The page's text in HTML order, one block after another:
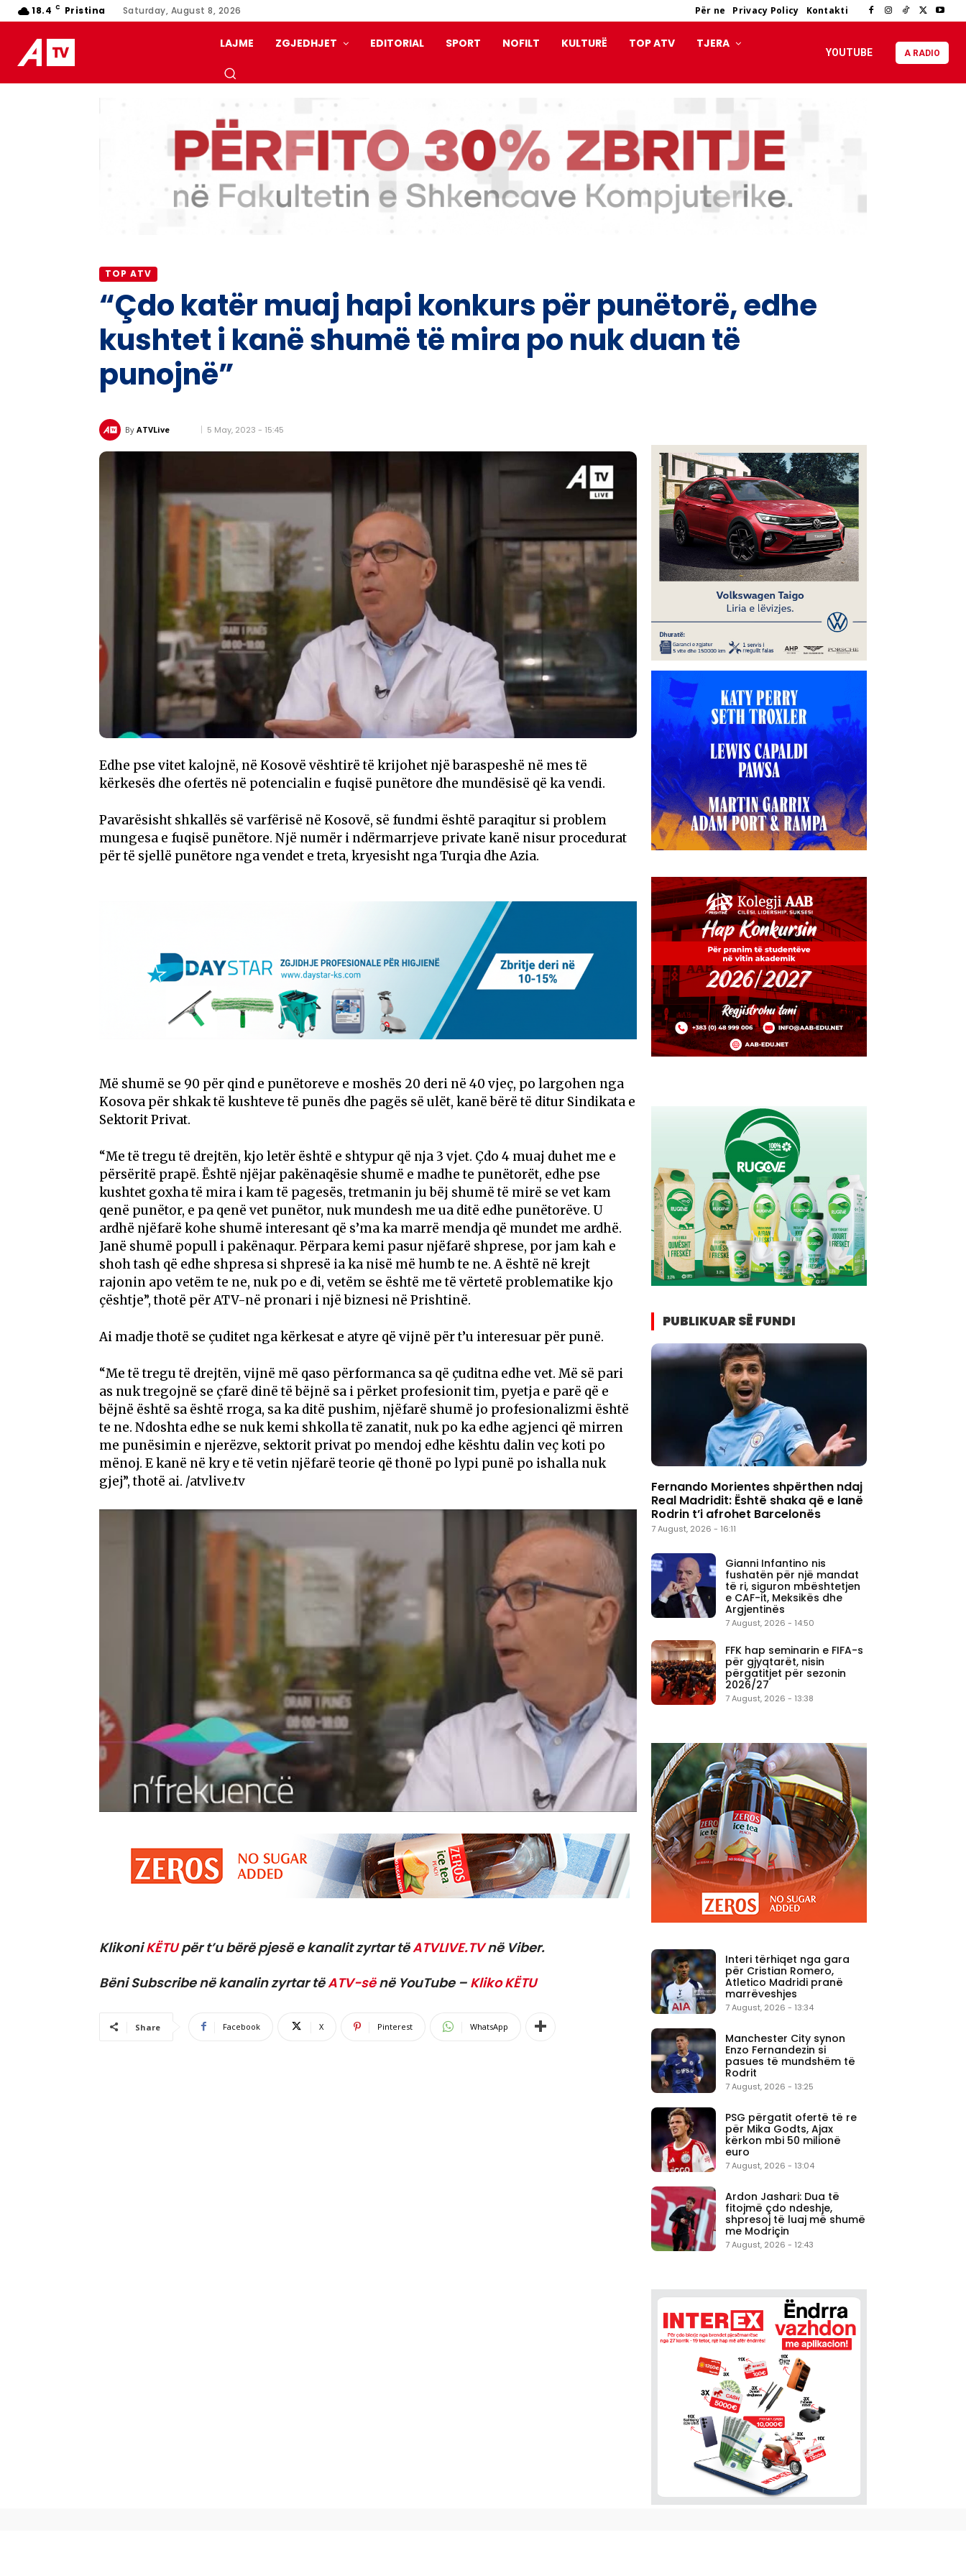
18.4 C Pristina Saturday, August 8, 2026 Për ne Privacy Policy Kontakti
LAJME ZGJEDHJET EDITORIAL SPORT NOFILT KULTURË TOP ATV TJERA
YOUTUBE A RADIO
TOP ATV
“Çdo katër muaj hapi konkurs për punëtorë, edhe
kushtet i kanë shumë të mira po nuk duan të
punojnë”
By ATVLive 5 May, 2023 - 15:45
Edhe pse vitet kalojnë, në Kosovë vështirë të krijohet një baraspeshë në mes të
kërkesës dhe ofertës në potencialin e fuqisë punëtore dhe mundësisë që ka vendi.
Pavarësisht shkallës së varfërisë në Kosovë, së fundmi është paraqitur si problem
mungesa e fuqisë punëtore. Një numër i ndërmarrjeve private kanë nisur procedurat
për të sjellë punëtore nga vendet e treta, kryesisht nga Turqia dhe Azia.
Më shumë se 90 për qind e punëtoreve e moshës 20 deri në 40 vjeç, po largohen nga
Kosova për shkak të kushteve të punës dhe pagës së ulët, kanë bërë të ditur Sindikata e
Sektorit Privat.
“Me të tregu të drejtën, kjo letër është e shtypur që nja 3 vjet. Çdo 4 muaj duhet me e
përsëritë prapë. Është njëjar pakënaqësie shumë e madhe te punëtorët, edhe pse
kushtet goxha të mira i kam të pagesës, tretmanin ju bëj shumë të mirë se vet kam
qenë punëtor, e pa qenë vet punëtor, nuk mundesh me ua ditë edhe punëtorëve. U
ardhë njëfarë kohe shumë interesant që s’ma ka marrë mendja që mundet me ardhë.
Janë shumë popull i pakënaqur. Përpara kemi pasur njëfarë shprese, por jam kah e
shoh tash që edhe shpresa si shpresë ia ka nisë më humb te ne. A është në krejt
rajonin apo vetëm te ne, nuk po e di, vetëm se është me të vërtetë problematike kjo
çështje”, thotë për ATV-në pronari i një biznesi në Prishtinë.
Ai madje thotë se çuditet nga kërkesat e atyre që vijnë për t’u interesuar për punë.
“Me të tregu të drejtën, vijnë më qaso përformanca sa që çuditna edhe vet. Më së pari
as nuk tregojnë se çfarë dinë të bëjnë sa i përket profesionit tim, pyetja e parë që e
bëjnë është sa është rroga, sa ka ditë pushim, njëfarë shumë jo profesionalizmi është
te ne. Ndoshta edhe se nuk kemi shkolla të zanatit, nuk po ka edhe agjenci që mirren
me punësimin e njerëzve, sektorit privat po mendoj edhe kështu dalin veç koti po
mënoj. E kanë në kry e të vetin njëfarë teorie që thonë po lypi punë po ishalla nuk
gjej”, thotë ai. /atvlive.tv
KlikoniKËTUpër t’u bërë pjesë e kanalit zyrtar tëATVLIVE.TVnë Viber.
Bëni Subscribe në kanalin zyrtar tëATV-sënë YouTube – Kliko KËTU
Share Facebook X Pinterest WhatsApp
PUBLIKUAR SË FUNDI
Fernando Morientes shpërthen ndaj
Real Madridit: Është shaka që e lanë
Rodrin t’i afrohet Barcelonës
7 August, 2026 - 16:11
Gianni Infantino nis
fushatën për një mandat
të ri, siguron mbështetjen
e CAF-it, Meksikës dhe
Argjentinës
7 August, 2026 - 14:50
FFK hap seminarin e FIFA-s
për gjyqtarët, nisin
përgatitjet për sezonin
2026/27
7 August, 2026 - 13:38
Interi tërhiqet nga gara
për Cristian Romero,
Atletico Madridi pranë
marrëveshjes
7 August, 2026 - 13:34
Manchester City synon
Enzo Fernandezin si
pasues të mundshëm të
Rodrit
7 August, 2026 - 13:25
PSG përgatit ofertë të re
për Mika Godts, Ajax
kërkon mbi 50 milionë
euro
7 August, 2026 - 13:04
Ardon Jashari: Dua të
fitojmë çdo ndeshje,
shpresoj të luaj më shumë
me Modriçin
7 August, 2026 - 12:43